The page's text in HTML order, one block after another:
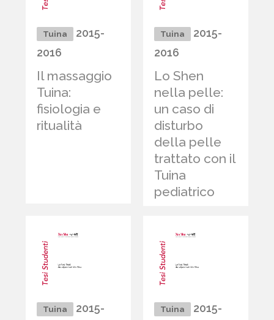
Tuina
2015-
2016
Il massaggio
Tuina:
fisiologia e
ritualità
Tuina
2015-
2016
Lo Shen
nella pelle:
un caso di
disturbo
della pelle
trattato con il
Tuina
pediatrico
Tuina
2015-
Tuina
2015-